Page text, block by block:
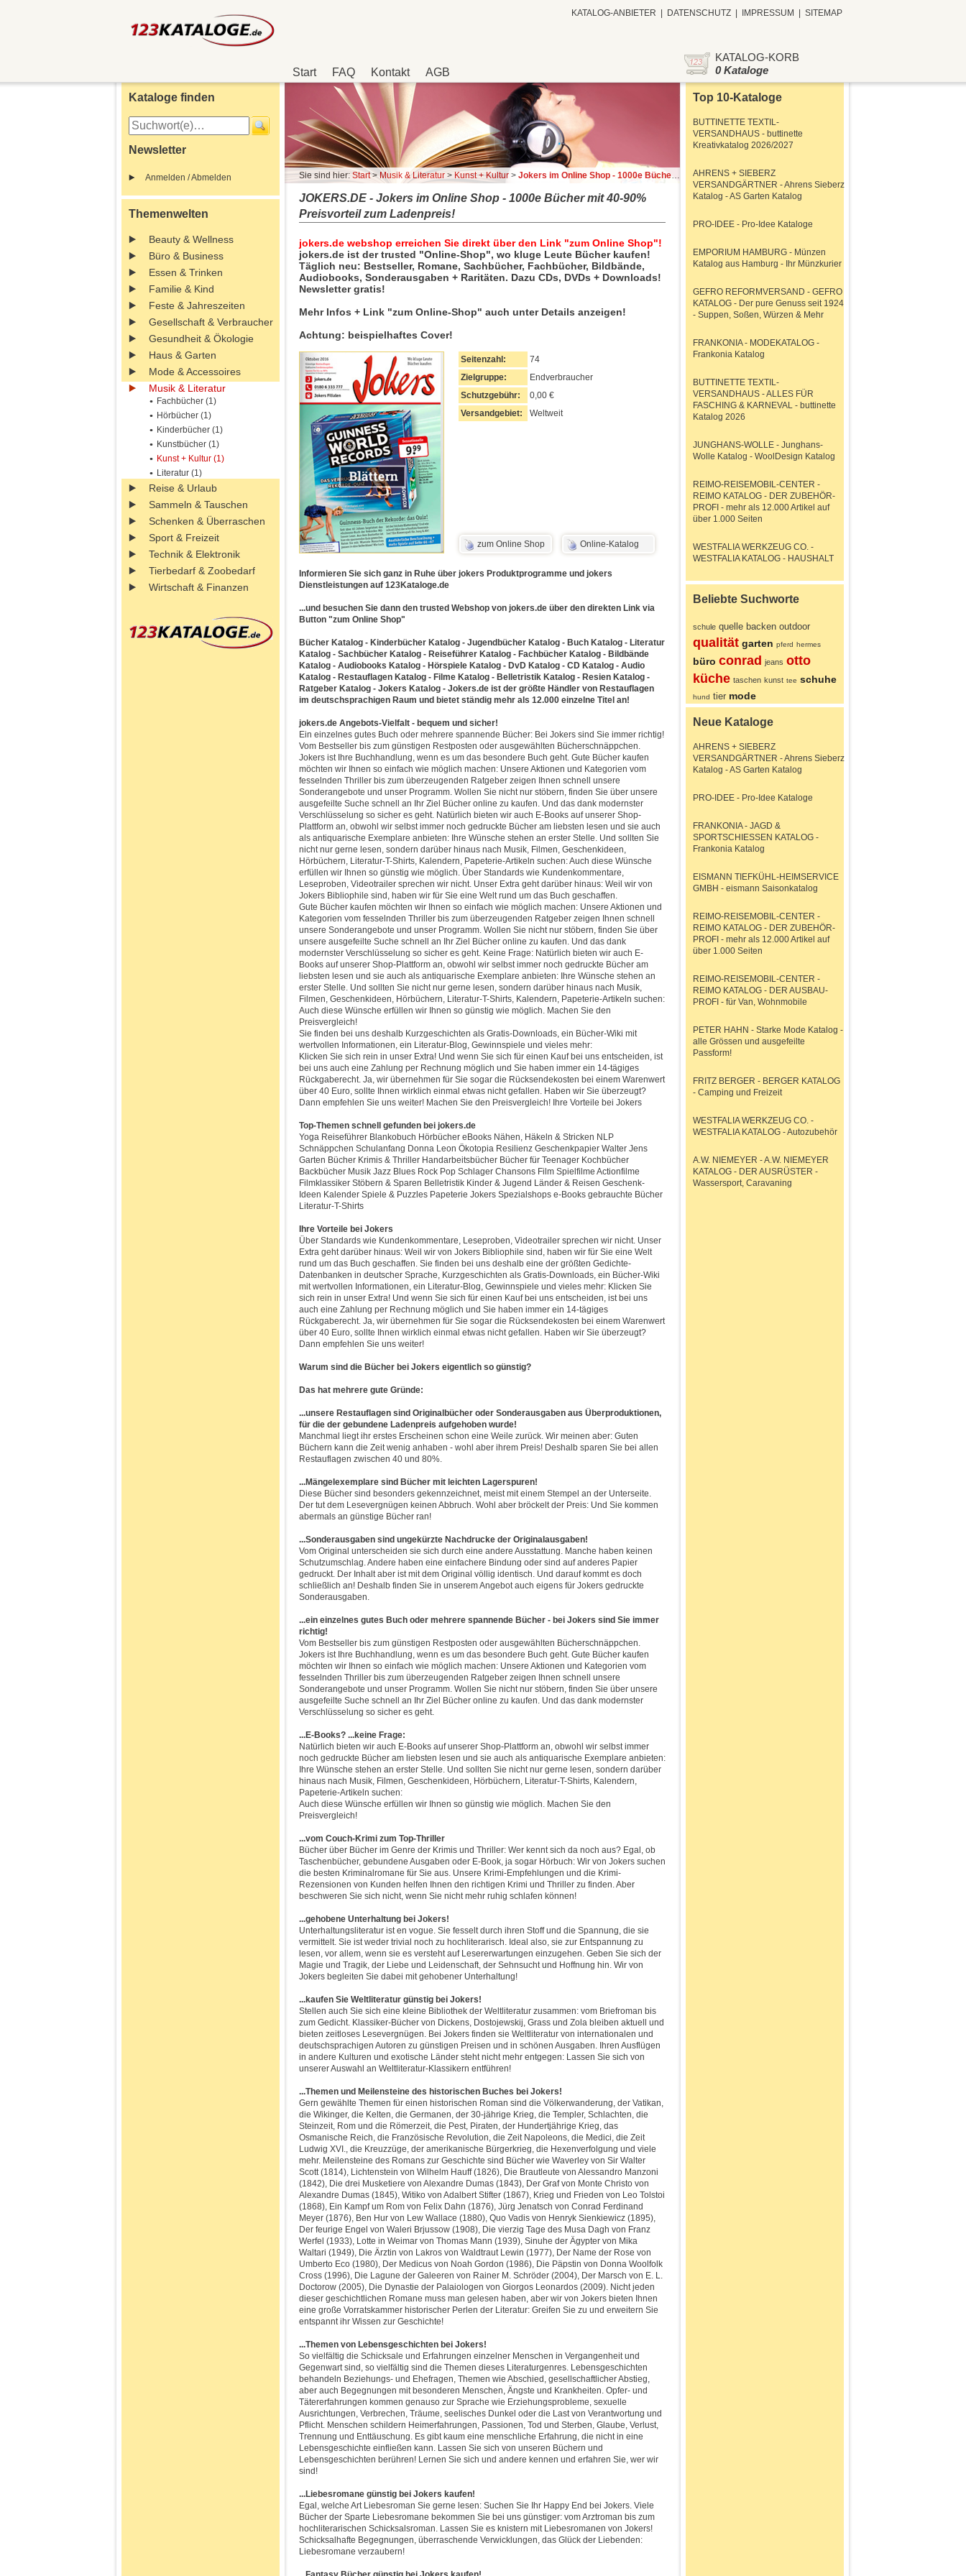
Start FAQ Kontakt AGB
KATALOG-ANBIETER DATENSCHUTZ IMPRESSUM SITEMAP
KATALOG-KORB
0 Kataloge
Kataloge finden
Newsletter
Anmelden / Abmelden
Themenwelten
Beauty & Wellness
Büro & Business
Essen & Trinken
Familie & Kind
Feste & Jahreszeiten
Gesellschaft & Verbraucher
Gesundheit & Ökologie
Haus & Garten
Mode & Accessoires
Musik & Literatur
Fachbücher (1)
Hörbücher (1)
Kinderbücher (1)
Kunstbücher (1)
Kunst + Kultur (1)
Literatur (1)
Reise & Urlaub
Sammeln & Tauschen
Schenken & Überraschen
Sport & Freizeit
Technik & Elektronik
Tierbedarf & Zoobedarf
Wirtschaft & Finanzen
Sie sind hier: Start>Musik & Literatur > Kunst + Kultur > Jokers im Online Shop - 1000e Bücher mit 40-90% Preisvorteil zum Ladenpreis!
JOKERS.DE - Jokers im Online Shop - 1000e Bücher mit 40-90%
Preisvorteil zum Ladenpreis!
jokers.de webshop erreichen Sie direkt über den Link "zum Online Shop"!
jokers.de ist der trusted "Online-Shop", wo kluge Leute Bücher kaufen!
Täglich neu: Bestseller, Romane, Sachbücher, Fachbücher, Bildbände,
Audiobooks, Sonderausgaben + Raritäten. Dazu CDs, DVDs + Downloads!
Newsletter gratis!
Mehr Infos + Link "zum Online-Shop" auch unter Details anzeigen!
Achtung: beispielhaftes Cover!
Seitenzahl:
74
Zielgruppe:
Endverbraucher
Schutzgebühr:
0,00 €
Versandgebiet:
Weltweit
zum Online Shop Online-Katalog
Informieren Sie sich ganz in Ruhe über jokers Produktprogramme und jokers
Dienstleistungen auf 123Kataloge.de
...und besuchen Sie dann den trusted Webshop von jokers.de über den direkten Link via
Button "zum Online Shop"
Bücher Katalog - Kinderbücher Katalog - Jugendbücher Katalog - Buch Katalog - Literatur
Katalog - Sachbücher Katalog - Reiseführer Katalog - Fachbücher Katalog - Bildbände
Katalog - Audiobooks Katalog - Hörspiele Katalog - DvD Katalog - CD Katalog - Audio
Katalog - Restauflagen Katalog - Filme Katalog - Belletristik Katalog - Resien Katalog -
Ratgeber Katalog - Jokers Katalog - Jokers.de ist der größte Händler von Restauflagen
im deutschsprachigen Raum und bietet ständig mehr als 12.000 einzelne Titel an!
jokers.de Angebots-Vielfalt - bequem und sicher!
Ein einzelnes gutes Buch oder mehrere spannende Bücher: Bei Jokers sind Sie immer richtig!
Vom Bestseller bis zum günstigen Restposten oder ausgewählten Bücherschnäppchen.
Jokers ist Ihre Buchhandlung, wenn es um das besondere Buch geht. Gute Bücher kaufen
möchten wir Ihnen so einfach wie möglich machen: Unsere Aktionen und Kategorien vom
fesselnden Thriller bis zum überzeugenden Ratgeber zeigen Ihnen schnell unsere
Sonderangebote und unser Programm. Wollen Sie nicht nur stöbern, finden Sie über unsere
ausgefeilte Suche schnell an Ihr Ziel Bücher online zu kaufen. Und das dank modernster
Verschlüsselung so sicher es geht. Natürlich bieten wir auch E-Books auf unserer Shop-
Plattform an, obwohl wir selbst immer noch gedruckte Bücher am liebsten lesen und sie auch
als antiquarische Exemplare anbieten: Ihre Wünsche stehen an erster Stelle. Und sollten Sie
nicht nur gerne lesen, sondern darüber hinaus nach Musik, Filmen, Geschenkideen,
Hörbüchern, Literatur-T-Shirts, Kalendern, Papeterie-Artikeln suchen: Auch diese Wünsche
erfüllen wir Ihnen so günstig wie möglich. Über Standards wie Kundenkommentare,
Leseproben, Videotrailer sprechen wir nicht. Unser Extra geht darüber hinaus: Weil wir von
Jokers Bibliophile sind, haben wir für Sie eine Welt rund um das Buch geschaffen.
Gute Bücher kaufen möchten wir Ihnen so einfach wie möglich machen: Unsere Aktionen und
Kategorien vom fesselnden Thriller bis zum überzeugenden Ratgeber zeigen Ihnen schnell
unsere Sonderangebote und unser Programm. Wollen Sie nicht nur stöbern, finden Sie über
unsere ausgefeilte Suche schnell an Ihr Ziel Bücher online zu kaufen. Und das dank
modernster Verschlüsselung so sicher es geht. Keine Frage: Natürlich bieten wir auch E-
Books auf unserer Shop-Plattform an, obwohl wir selbst immer noch gedruckte Bücher am
liebsten lesen und sie auch als antiquarische Exemplare anbieten: Ihre Wünsche stehen an
erster Stelle. Und sollten Sie nicht nur gerne lesen, sondern darüber hinaus nach Musik,
Filmen, Geschenkideen, Hörbüchern, Literatur-T-Shirts, Kalendern, Papeterie-Artikeln suchen:
Auch diese Wünsche erfüllen wir Ihnen so günstig wie möglich. Machen Sie den
Preisvergleich!
Sie finden bei uns deshalb Kurzgeschichten als Gratis-Downloads, ein Bücher-Wiki mit
wertvollen Informationen, ein Literatur-Blog, Gewinnspiele und vieles mehr:
Klicken Sie sich rein in unser Extra! Und wenn Sie sich für einen Kauf bei uns entscheiden, ist
bei uns auch eine Zahlung per Rechnung möglich und Sie haben immer ein 14-tägiges
Rückgaberecht. Ja, wir übernehmen für Sie sogar die Rücksendekosten bei einem Warenwert
über 40 Euro, sollte Ihnen wirklich einmal etwas nicht gefallen. Haben wir Sie überzeugt?
Dann empfehlen Sie uns weiter! Machen Sie den Preisvergleich! Ihre Vorteile bei Jokers
Top-Themen schnell gefunden bei jokers.de
Yoga Reiseführer Blankobuch Hörbücher eBooks Nähen, Häkeln & Stricken NLP
Schnäppchen Schulanfang Donna Leon Ökotopia Resilienz Geschenkpapier Walter Jens
Garten Bücher Krimis & Thriller Handarbeitsbücher Bücher für Teenager Kochbücher
Backbücher Musik Jazz Blues Rock Pop Schlager Chansons Film Spielfilme Actionfilme
Filmklassiker Stöbern & Sparen Belletristik Kinder & Jugend Länder & Reisen Geschenk-
Ideen Kalender Spiele & Puzzles Papeterie Jokers Spezialshops e-Books gebrauchte Bücher
Literatur-T-Shirts
Ihre Vorteile bei Jokers
Über Standards wie Kundenkommentare, Leseproben, Videotrailer sprechen wir nicht. Unser
Extra geht darüber hinaus: Weil wir von Jokers Bibliophile sind, haben wir für Sie eine Welt
rund um das Buch geschaffen. Sie finden bei uns deshalb eine der größten Gedichte-
Datenbanken in deutscher Sprache, Kurzgeschichten als Gratis-Downloads, ein Bücher-Wiki
mit wertvollen Informationen, ein Literatur-Blog, Gewinnspiele und vieles mehr: Klicken Sie
sich rein in unser Extra! Und wenn Sie sich für einen Kauf bei uns entscheiden, ist bei uns
auch eine Zahlung per Rechnung möglich und Sie haben immer ein 14-tägiges
Rückgaberecht. Ja, wir übernehmen für Sie sogar die Rücksendekosten bei einem Warenwert
über 40 Euro, sollte Ihnen wirklich einmal etwas nicht gefallen. Haben wir Sie überzeugt?
Dann empfehlen Sie uns weiter!
Warum sind die Bücher bei Jokers eigentlich so günstig?
Das hat mehrere gute Gründe:
...unsere Restauflagen sind Originalbücher oder Sonderausgaben aus Überproduktionen,
für die der gebundene Ladenpreis aufgehoben wurde!
Manchmal liegt ihr erstes Erscheinen schon eine Weile zurück. Wir meinen aber: Guten
Büchern kann die Zeit wenig anhaben - wohl aber ihrem Preis! Deshalb sparen Sie bei allen
Restauflagen zwischen 40 und 80%.
...Mängelexemplare sind Bücher mit leichten Lagerspuren!
Diese Bücher sind besonders gekennzeichnet, meist mit einem Stempel an der Unterseite.
Der tut dem Lesevergnügen keinen Abbruch. Wohl aber bröckelt der Preis: Und Sie kommen
abermals an günstige Bücher ran!
...Sonderausgaben sind ungekürzte Nachdrucke der Originalausgaben!
Vom Original unterscheiden sie sich durch eine andere Ausstattung. Manche haben keinen
Schutzumschlag. Andere haben eine einfachere Bindung oder sind auf anderes Papier
gedruckt. Der Inhalt aber ist mit dem Original völlig identisch. Und darauf kommt es doch
schließlich an! Deshalb finden Sie in unserem Angebot auch eigens für Jokers gedruckte
Sonderausgaben.
...ein einzelnes gutes Buch oder mehrere spannende Bücher - bei Jokers sind Sie immer
richtig!
Vom Bestseller bis zum günstigen Restposten oder ausgewählten Bücherschnäppchen.
Jokers ist Ihre Buchhandlung, wenn es um das besondere Buch geht. Gute Bücher kaufen
möchten wir Ihnen so einfach wie möglich machen: Unsere Aktionen und Kategorien vom
fesselnden Thriller bis zum überzeugenden Ratgeber zeigen Ihnen schnell unsere
Sonderangebote und unser Programm. Wollen Sie nicht nur stöbern, finden Sie über unsere
ausgefeilte Suche schnell an Ihr Ziel Bücher online zu kaufen. Und das dank modernster
Verschlüsselung so sicher es geht.
...E-Books? ...keine Frage:
Natürlich bieten wir auch E-Books auf unserer Shop-Plattform an, obwohl wir selbst immer
noch gedruckte Bücher am liebsten lesen und sie auch als antiquarische Exemplare anbieten:
Ihre Wünsche stehen an erster Stelle. Und sollten Sie nicht nur gerne lesen, sondern darüber
hinaus nach Musik, Filmen, Geschenkideen, Hörbüchern, Literatur-T-Shirts, Kalendern,
Papeterie-Artikeln suchen:
Auch diese Wünsche erfüllen wir Ihnen so günstig wie möglich. Machen Sie den
Preisvergleich!
...vom Couch-Krimi zum Top-Thriller
Bücher über Bücher im Genre der Krimis und Thriller: Wer kennt sich da noch aus? Egal, ob
Taschenbücher, gebundene Ausgaben oder E-Book, ja sogar Hörbuch: Wir von Jokers suchen
die besten Kriminalromane für Sie aus. Unsere Krimi-Empfehlungen und die Krimi-
Rezensionen von Kunden helfen Ihnen den richtigen Krimi und Thriller zu finden. Aber
beschweren Sie sich nicht, wenn Sie nicht mehr ruhig schlafen können!
...gehobene Unterhaltung bei Jokers!
Unterhaltungsliteratur ist en vogue. Sie fesselt durch ihren Stoff und die Spannung, die sie
vermittelt. Sie ist weder trivial noch zu hochliterarisch. Ideal also, sie zur Entspannung zu
lesen, vor allem, wenn sie es versteht auf Lesererwartungen einzugehen. Geben Sie sich der
Magie und Tragik, der Liebe und Leidenschaft, der Sehnsucht und Hoffnung hin. Wir von
Jokers begleiten Sie dabei mit gehobener Unterhaltung!
...kaufen Sie Weltliteratur günstig bei Jokers!
Stellen auch Sie sich eine kleine Bibliothek der Weltliteratur zusammen: vom Briefroman bis
zum Gedicht. Klassiker-Bücher von Dickens, Dostojewskij, Grass und Zola bleiben aktuell und
bieten zeitloses Lesevergnügen. Bei Jokers finden sie Weltliteratur von internationalen und
deutschsprachigen Autoren zu günstigen Preisen und in schönen Ausgaben. Ihren Ausflügen
in andere Kulturen und exotische Länder steht nicht mehr entgegen: Lassen Sie sich von
unserer Auswahl an Weltliteratur-Klassikern entführen!
...Themen und Meilensteine des historischen Buches bei Jokers!
Gern gewählte Themen für einen historischen Roman sind die Völkerwanderung, der Vatikan,
die Wikinger, die Kelten, die Germanen, der 30-jährige Krieg, die Templer, Schlachten, die
Steinzeit, Rom und die Römerzeit, die Pest, Piraten, der Hundertjährige Krieg, das
Osmanische Reich, die Französische Revolution, die Zeit Napoleons, die Medici, die Zeit
Ludwig XVI., die Kreuzzüge, der amerikanische Bürgerkrieg, die Hexenverfolgung und viele
mehr. Meilensteine des Romans zur Geschichte sind Bücher wie Waverley von Sir Walter
Scott (1814), Lichtenstein von Wilhelm Hauff (1826), Die Brautleute von Alessandro Manzoni
(1842), Die drei Musketiere von Alexandre Dumas (1843), Der Graf von Monte Christo von
Alexandre Dumas (1845), Witiko von Adalbert Stifter (1867), Krieg und Frieden von Leo Tolstoi
(1868), Ein Kampf um Rom von Felix Dahn (1876), Jürg Jenatsch von Conrad Ferdinand
Meyer (1876), Ben Hur von Lew Wallace (1880), Quo Vadis von Henryk Sienkiewicz (1895),
Der feurige Engel von Waleri Brjussow (1908), Die vierzig Tage des Musa Dagh von Franz
Werfel (1933), Lotte in Weimar von Thomas Mann (1939), Sinuhe der Ägypter von Mika
Waltari (1949), Die Ärztin von Lakros von Waldtraut Lewin (1977), Der Name der Rose von
Umberto Eco (1980), Der Medicus von Noah Gordon (1986), Die Päpstin von Donna Woolfolk
Cross (1996), Die Lagune der Galeeren von Rainer M. Schröder (2004), Der Marsch von E. L.
Doctorow (2005), Die Dynastie der Palaiologen von Giorgos Leonardos (2009). Nicht jeden
dieser geschichtlichen Romane muss man gelesen haben, aber wir von Jokers bieten Ihnen
eine große Vorratskammer historischer Perlen der Literatur: Greifen Sie zu und erweitern Sie
entspannt ihr Wissen zur Geschichte!
...Themen von Lebensgeschichten bei Jokers!
So vielfältig die Schicksale und Erfahrungen einzelner Menschen in Vergangenheit und
Gegenwart sind, so vielfältig sind die Themen dieses Literaturgenres. Lebensgeschichten
behandeln Beziehungs- und Ehefragen, Themen wie Abschied, gesellschaftlicher Abstieg,
aber auch Begegnungen mit besonderen Menschen, Ängste und Krankheiten. Opfer- und
Tätererfahrungen kommen genauso zur Sprache wie Erziehungsprobleme, sexuelle
Ausrichtungen, Verbrechen, Träume, seelisches Dunkel oder die Last von Verantwortung und
Pflicht. Menschen schildern Heimerfahrungen, Passionen, Tod und Sterben, Glaube, Verlust,
Trennung und Enttäuschung. Es gibt kaum eine menschliche Erfahrung, die nicht in eine
Lebensgeschichte einfließen kann. Lassen Sie sich von unseren Büchern und
Lebensgeschichten berühren! Lernen Sie sich und andere kennen und erfahren Sie, wer wir
sind!
...Liebesromane günstig bei Jokers kaufen!
Egal, welche Art Liebesroman Sie gerne lesen: Suchen Sie Ihr Happy End bei Jokers. Viele
Bücher der Sparte Liebesromane bekommen Sie bei uns günstiger: vom Arztroman bis zum
hochliterarischen Schicksalsroman. Lassen Sie es knistern mit Liebesromanen von Jokers!
Schicksalhafte Begegnungen, überraschende Verwicklungen, das Glück der Liebenden:
Liebesromane verzaubern!
Top 10-Kataloge
BUTTINETTE TEXTIL-
VERSANDHAUS - buttinette
Kreativkatalog 2026/2027
AHRENS + SIEBERZ
VERSANDGÄRTNER - Ahrens Sieberz
Katalog - AS Garten Katalog
PRO-IDEE - Pro-Idee Kataloge
EMPORIUM HAMBURG - Münzen
Katalog aus Hamburg - Ihr Münzkurier
GEFRO REFORMVERSAND - GEFRO
KATALOG - Der pure Genuss seit 1924
- Suppen, Soßen, Würzen & Mehr
FRANKONIA - MODEKATALOG -
Frankonia Katalog
BUTTINETTE TEXTIL-
VERSANDHAUS - ALLES FÜR
FASCHING & KARNEVAL - buttinette
Katalog 2026
JUNGHANS-WOLLE - Junghans-
Wolle Katalog - WoolDesign Katalog
REIMO-REISEMOBIL-CENTER -
REIMO KATALOG - DER ZUBEHÖR-
PROFI - mehr als 12.000 Artikel auf
über 1.000 Seiten
WESTFALIA WERKZEUG CO. -
WESTFALIA KATALOG - HAUSHALT
Beliebte Suchworte
schule quelle backen outdoor
qualität garten pferd hermes
büro conrad jeans otto
küche taschen kunst tee schuhe
hund tier mode
Neue Kataloge
AHRENS + SIEBERZ
VERSANDGÄRTNER - Ahrens Sieberz
Katalog - AS Garten Katalog
PRO-IDEE - Pro-Idee Kataloge
FRANKONIA - JAGD &
SPORTSCHIESSEN KATALOG -
Frankonia Katalog
EISMANN TIEFKÜHL-HEIMSERVICE
GMBH - eismann Saisonkatalog
REIMO-REISEMOBIL-CENTER -
REIMO KATALOG - DER ZUBEHÖR-
PROFI - mehr als 12.000 Artikel auf
über 1.000 Seiten
REIMO-REISEMOBIL-CENTER -
REIMO KATALOG - DER AUSBAU-
PROFI - für Van, Wohnmobile
PETER HAHN - Starke Mode Katalog -
alle Grössen und ausgefeilte
Passform!
FRITZ BERGER - BERGER KATALOG
- Camping und Freizeit
WESTFALIA WERKZEUG CO. -
WESTFALIA KATALOG - Autozubehör
A.W. NIEMEYER - A.W. NIEMEYER
KATALOG - DER AUSRÜSTER -
Wassersport, Caravaning